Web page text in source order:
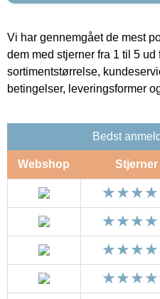
Vi har gennemgået de mest
dem med stjerner fra 1 til 5
sortimentstørrelse,
betingelser, leveringsformer
Bedst
Webshop Stjerner